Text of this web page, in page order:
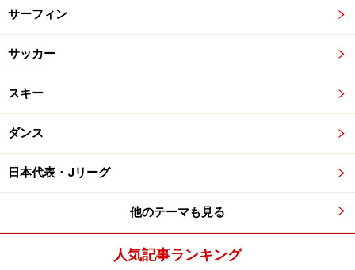
サーフィン
サッカー
スキー
ダンス
日本代表・Jリーグ
他のテーマも見る
人気記事ランキング